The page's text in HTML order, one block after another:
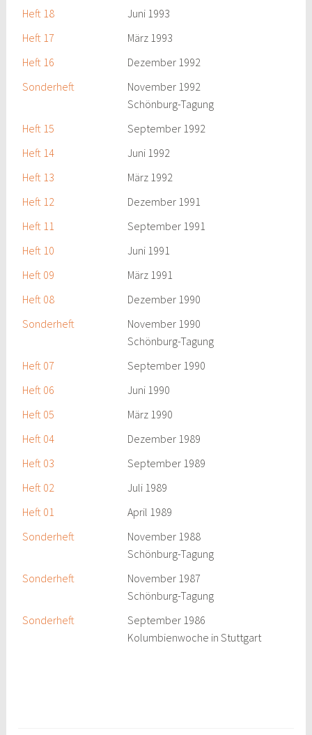
Heft 18
Juni 1993
Heft 17
März 1993
Heft 16
Dezember 1992
Sonderheft
November 1992
Schönburg-Tagung
Heft 15
September 1992
Heft 14
Juni 1992
Heft 13
März 1992
Heft 12
Dezember 1991
Heft 11
September 1991
Heft 10
Juni 1991
Heft 09
März 1991
Heft 08
Dezember 1990
Sonderheft
November 1990
Schönburg-Tagung
Heft 07
September 1990
Heft 06
Juni 1990
Heft 05
März 1990
Heft 04
Dezember 1989
Heft 03
September 1989
Heft 02
Juli 1989
Heft 01
April 1989
Sonderheft
November 1988
Schönburg-Tagung
Sonderheft
November 1987
Schönburg-Tagung
Sonderheft
September 1986
Kolumbienwoche in Stuttgart